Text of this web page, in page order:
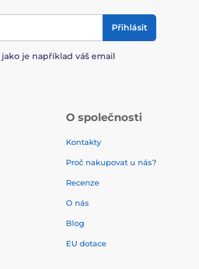
Přihlásit
jako je například váš email
O společnosti
Kontakty
Proč nakupovat u nás?
Recenze
O nás
Blog
EU dotace